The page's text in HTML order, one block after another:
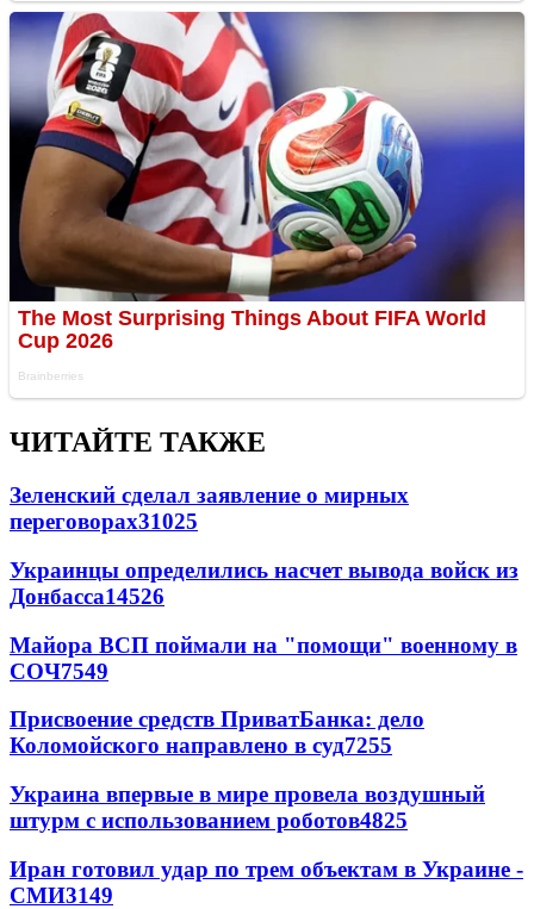
ЧИТАЙТЕ ТАКЖЕ
Зеленский сделал заявление о мирных
переговорах31025
Украинцы определились насчет вывода войск из
Донбасса14526
Майора ВСП поймали на "помощи" военному в
СОЧ7549
Присвоение средств ПриватБанка: дело
Коломойского направлено в суд7255
Украина впервые в мире провела воздушный
штурм с использованием роботов4825
Иран готовил удар по трем объектам в Украине -
СМИ3149